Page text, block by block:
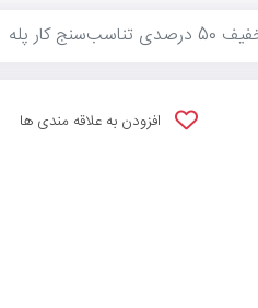
کار پله
افزودن به علاقه مندی ها